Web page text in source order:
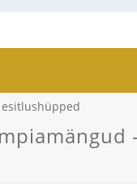
esitlushüpped